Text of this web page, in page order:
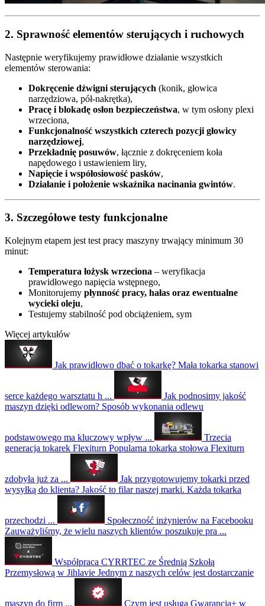
2. Sprawność elementów sterujących i ruchowych
Następnie weryfikujemy prawidłowe działanie wszystkich
elementów sterowania:
Dokręcenie dźwigni sterujących (konik, głowica
narzędziowa, pół-nakrętka),
Pracę i blokadę osłon bezpieczeństwa, w tym osłony plexi
wrzeciona,
Funkcjonalność wszystkich czterech pozycji głowicy
narzędziowej,
Przekładnię posuwów, łącznie z dokręceniem koła
napędowego i ustawieniem liry,
Napięcie i współosiowość pasków,
Działanie i położenie wskaźnika nacinania gwintów.
3. Szczegółowe testy funkcjonalne
Kolejnym etapem jest test pracy maszyny trwający minimum 30
minut:
Temperatura łożysk wrzeciona – weryfikacja
prawidłowego napięcia wstępnego,
Monitorujemy płynność pracy, hałas oraz ewentualne
wycieki oleju,
Testujemy stabilność pod obciążeniem, sym
Więcej artykułów
Jak prawidłowo dbać o tokarkę? Mała tokarka stanowi
serce każdego warsztatu h ...
Jak podnosimy jakość
maszyn dzięki odlewom? Sposób wykonania odlewu
podstawowego ma kluczowy wpływ ...
Trzecia
generacja tokarek Flexiturn Popularna tokarka stołowa Flexiturn
zdobyła już za ...
Jak przygotowujemy tokarki przed
wysyłką do klienta? Jakość to filar naszej marki. Każda tokarka
przechodzi ...
Społeczność inżynierów na Facebooku
Zauważyliśmy, że wielu naszych klientów poszukuje pra ...
Współpraca CYRRTEC ze Średnią Szkołą
Przemysłową w Jihlavie Jednym z naszych celów jest dostarczanie
maszyn do firm ... Czym jest usługa Gwarancja+ w